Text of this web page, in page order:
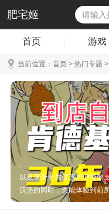
肥宅姬
首页 游戏
当前位置： 首页 > 热门专题
汉堡到店自取APP大全是一
助点餐、到店即取服务的综
供了一站式的汉堡美食选择
快速下单、自定义订单、实
以及享受专属优惠和便捷的
汉堡的同时，也能体验到前